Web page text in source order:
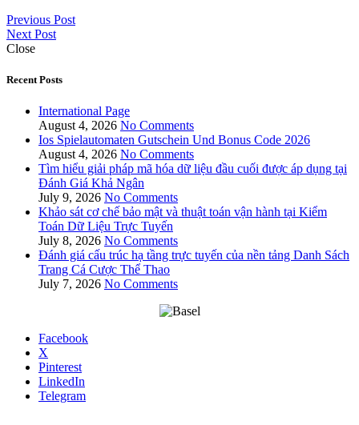
Previous Post
Next Post
Close
Recent Posts
International Page
August 4, 2026 No Comments
Ios Spielautomaten Gutschein Und Bonus Code 2026
August 4, 2026 No Comments
Tìm hiểu giải pháp mã hóa dữ liệu đầu cuối được áp dụng tại
Đánh Giá Khả Ngân
July 9, 2026 No Comments
Khảo sát cơ chế bảo mật và thuật toán vận hành tại Kiểm
Toán Dữ Liệu Trực Tuyến
July 8, 2026 No Comments
Đánh giá cấu trúc hạ tầng trực tuyến của nền tảng Danh Sách
Trang Cá Cược Thể Thao
July 7, 2026 No Comments
Facebook
X
Pinterest
LinkedIn
Telegram